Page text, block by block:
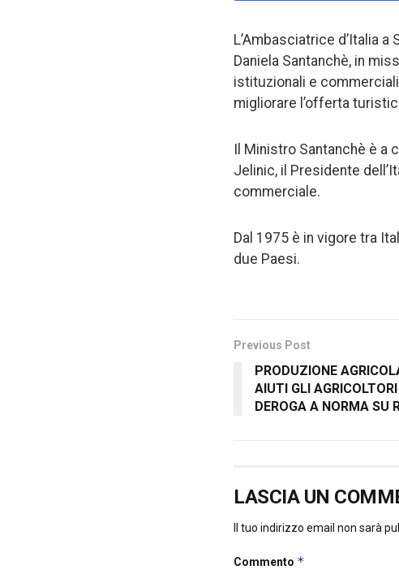
L’Ambasciatrice d’Italia
Daniela Santanchè, in
istituzionali e
migliorare l’offerta
Il Ministro Santanchè è a
Jelinic, il Presidente
commerciale.
Dal 1975 è in vigore tra
due Paesi.
Previous Post
PRODUZIONE
AIUTI GLI
DEROGA A NORMA SU
LASCIA UN
Il tuo indirizzo email non sarà
Commento *